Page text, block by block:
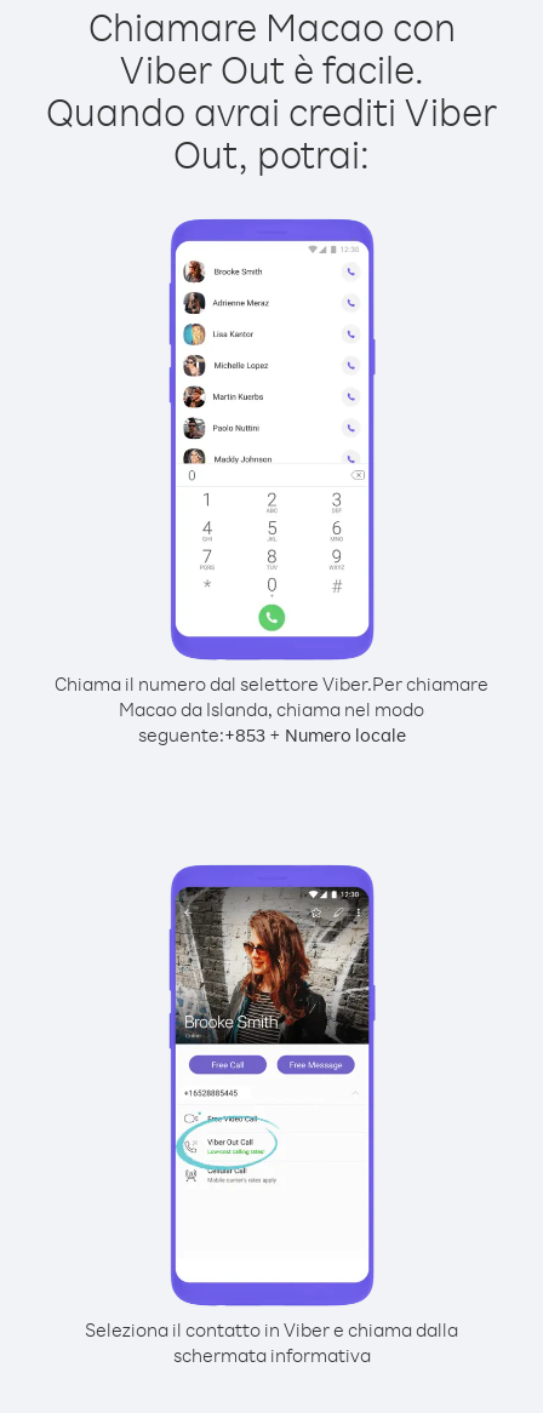
Chiamare Macao con
Viber Out è facile.
Quando avrai crediti Viber
Out, potrai:
Chiama il numero dal selettore Viber.Per chiamare
Macao da Islanda, chiama nel modo
seguente:+853+ Numero locale
Seleziona il contatto in Viber e chiama dalla
schermata informativa